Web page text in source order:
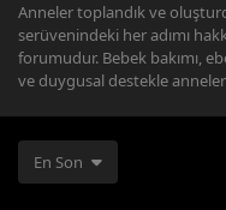
Anneler toplandık ve
serüvenindeki her adımı
forumudur. Bebek bakımı,
ve duygusal destekle
En Son